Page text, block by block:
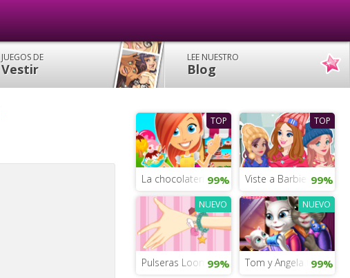
JUEGOS DE
Vestir
LEE NUESTRO
Blog
TOP
La chocolatería de Tina
99%
TOP
Viste a Barbie online
99%
NUEVO
Pulseras Loom 99%
NUEVO
Tom y Angela tienen
99%